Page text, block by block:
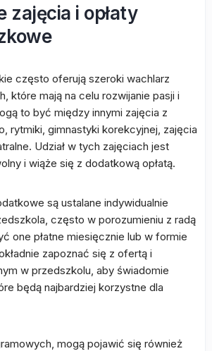
zajęcia i opłaty
często oferują szeroki wachlarz
które mają na celu rozwijanie pasji i
to być między innymi zajęcia z
rytmiki, gimnastyki korekcyjnej, zajęcia
Udział w tych zajęciach jest
i wiąże się z dodatkową opłatą.
są ustalane indywidualnie
często w porozumieniu z radą
one płatne miesięcznie lub w formie
zapoznać się z ofertą i
w przedszkolu, aby świadomie
będą najbardziej korzystne dla
mogą pojawić się również